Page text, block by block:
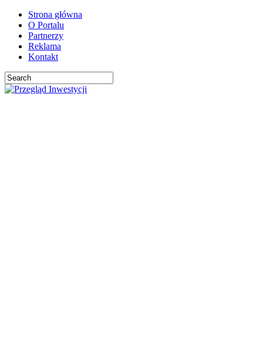
Strona główna
O Portalu
Partnerzy
Reklama
Kontakt